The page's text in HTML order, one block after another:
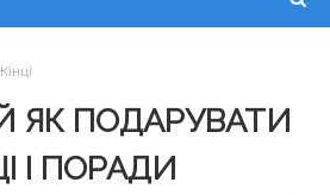
ЯК ПОДАРУВАТИ
І ПОРАДИ